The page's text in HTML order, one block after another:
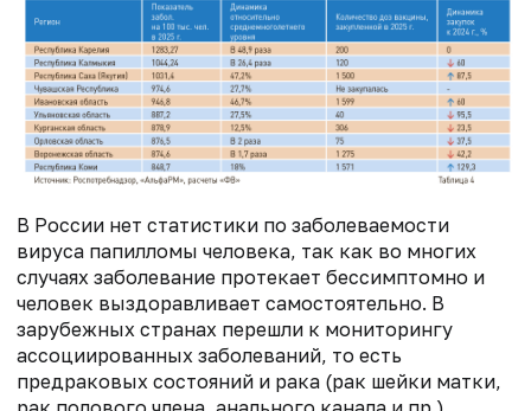
В России нет статистики по заболеваемости
вируса папилломы человека, так как во многих
случаях заболевание протекает бессимптомно и
человек выздоравливает самостоятельно. В
зарубежных странах перешли к мониторингу
ассоциированных заболеваний, то есть
предраковых состояний и рака (рак шейки матки,